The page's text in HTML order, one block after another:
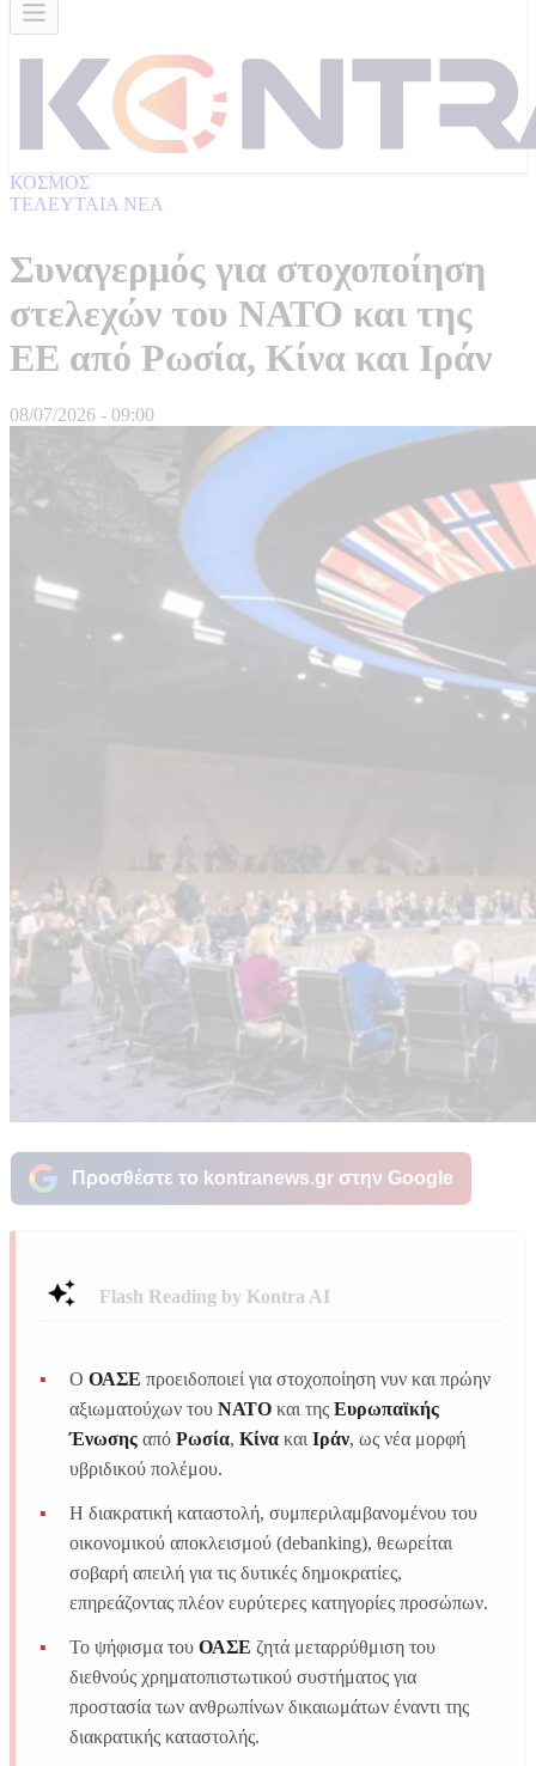
ΚΟΣΜΟΣ
ΤΕΛΕΥΤΑΙΑ ΝΕΑ
Συναγερμός για στοχοποίηση
στελεχών του ΝΑΤΟ και της
ΕΕ από Ρωσία, Κίνα και Ιράν
08/07/2026 - 09:00
Προσθέστε το kontranews.gr στην Google
Flash Reading by Kontra AI
Ο ΟΑΣΕ προειδοποιεί για στοχοποίηση νυν και πρώην
αξιωματούχων του ΝΑΤΟ και της Ευρωπαϊκής
Ένωσης από Ρωσία, Κίνα και Ιράν, ως νέα μορφή
υβριδικού πολέμου.
Η διακρατική καταστολή, συμπεριλαμβανομένου του
οικονομικού αποκλεισμού (debanking), θεωρείται
σοβαρή απειλή για τις δυτικές δημοκρατίες,
επηρεάζοντας πλέον ευρύτερες κατηγορίες προσώπων.
Το ψήφισμα του ΟΑΣΕ ζητά μεταρρύθμιση του
διεθνούς χρηματοπιστωτικού συστήματος για
προστασία των ανθρωπίνων δικαιωμάτων έναντι της
διακρατικής καταστολής.